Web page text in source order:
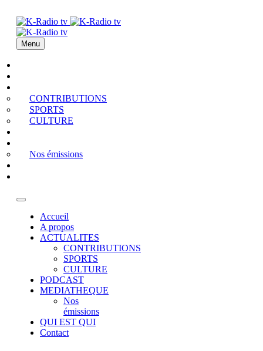
Menu
CONTRIBUTIONS
SPORTS
CULTURE
Nos émissions
Accueil
A propos
ACTUALITES
CONTRIBUTIONS
SPORTS
CULTURE
PODCAST
MEDIATHEQUE
Nos
émissions
QUI EST QUI
Contact